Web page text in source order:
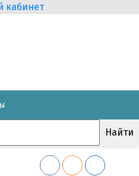
кабинет